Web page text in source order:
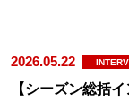
2026.05.22
【シーズン総括